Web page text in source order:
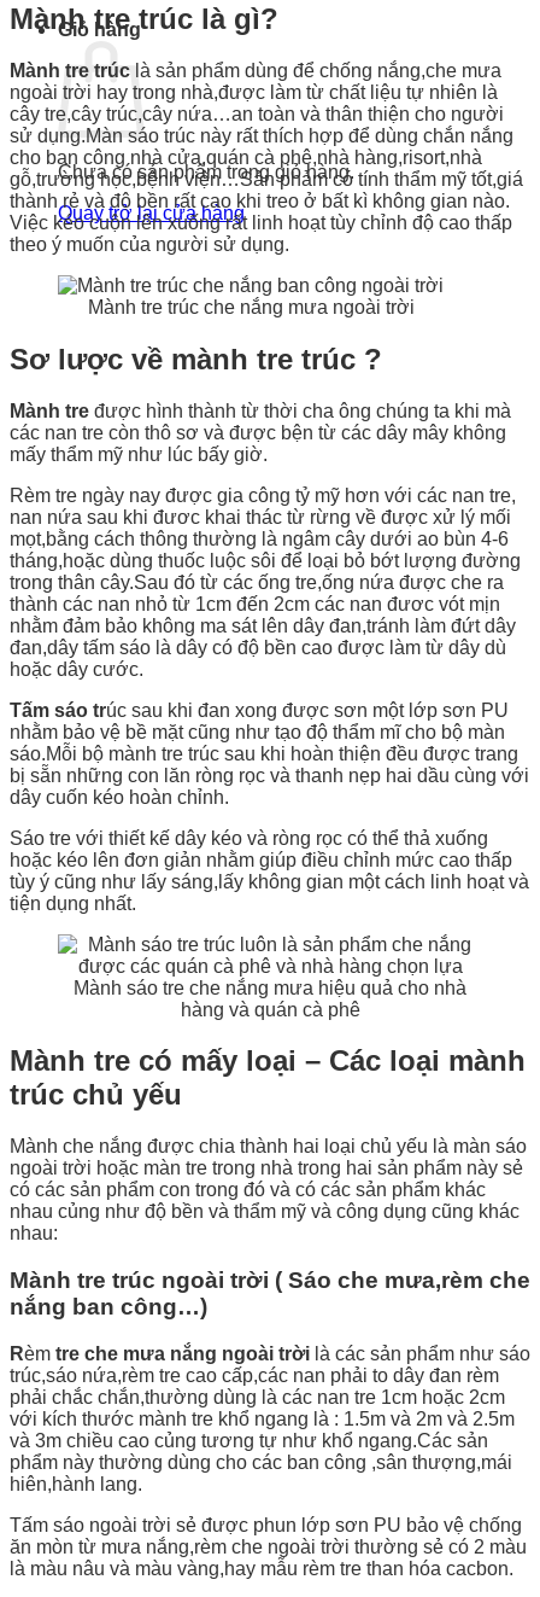
Giỏ hàng
Chưa có sản phẩm trong giỏ hàng.
Quay trở lại cửa hàng
Mành tre trúc là gì?
Mành tre trúc là sản phẩm dùng để chống nắng,che mưa
ngoài trời hay trong nhà,được làm từ chất liệu tự nhiên là
cây tre,cây trúc,cây nứa…an toàn và thân thiện cho người
sử dụng.Màn sáo trúc này rất thích hợp để dùng chắn nắng
cho ban công nhà cửa,quán cà phê,nhà hàng,risort,nhà
gỗ,trường học,bệnh viện…Sản phảm có tính thẩm mỹ tốt,giá
thành rẻ và độ bền rất cao khi treo ở bất kì không gian nào.
Việc kéo cuộn lên xuống rất linh hoạt tùy chỉnh độ cao thấp
theo ý muốn của người sử dụng.
Mành tre trúc che nắng mưa ngoài trời
Sơ lược về mành tre trúc ?
Mành tre được hình thành từ thời cha ông chúng ta khi mà
các nan tre còn thô sơ và được bện từ các dây mây không
mấy thẩm mỹ như lúc bấy giờ.
Rèm tre ngày nay được gia công tỷ mỹ hơn với các nan tre,
nan nứa sau khi đươc khai thác từ rừng về được xử lý mối
mọt,bằng cách thông thường là ngâm cây dưới ao bùn 4-6
tháng,hoặc dùng thuốc luộc sôi để loại bỏ bớt lượng đường
trong thân cây.Sau đó từ các ống tre,ống nứa được che ra
thành các nan nhỏ từ 1cm đến 2cm các nan đươc vót mịn
nhằm đảm bảo không ma sát lên dây đan,tránh làm đứt dây
đan,dây tấm sáo là dây có độ bền cao được làm từ dây dù
hoặc dây cước.
Tấm sáo trúc sau khi đan xong được sơn một lớp sơn PU
nhằm bảo vệ bề mặt cũng như tạo độ thẩm mĩ cho bộ màn
sáo.Mỗi bộ mành tre trúc sau khi hoàn thiện đều được trang
bị sẵn những con lăn ròng rọc và thanh nẹp hai dầu cùng với
dây cuốn kéo hoàn chỉnh.
Sáo tre với thiết kế dây kéo và ròng rọc có thể thả xuống
hoặc kéo lên đơn giản nhằm giúp điều chỉnh mức cao thấp
tùy ý cũng như lấy sáng,lấy không gian một cách linh hoạt và
tiện dụng nhất.
Mành sáo tre che nắng mưa hiệu quả cho nhà
hàng và quán cà phê
Mành tre có mấy loại – Các loại mành
trúc chủ yếu
Mành che nắng được chia thành hai loại chủ yếu là màn sáo
ngoài trời hoặc màn tre trong nhà trong hai sản phẩm này sẻ
có các sản phẩm con trong đó và có các sản phẩm khác
nhau củng như độ bền và thẩm mỹ và công dụng cũng khác
nhau:
Mành tre trúc ngoài trời ( Sáo che mưa,rèm che
nắng ban công…)
Rèm tre che mưa nắng ngoài trời là các sản phẩm như sáo
trúc,sáo nứa,rèm tre cao cấp,các nan phải to dây đan rèm
phải chắc chắn,thường dùng là các nan tre 1cm hoặc 2cm
với kích thước mành tre khổ ngang là : 1.5m và 2m và 2.5m
và 3m chiều cao củng tương tự như khổ ngang.Các sản
phẩm này thường dùng cho các ban công ,sân thượng,mái
hiên,hành lang.
Tấm sáo ngoài trời sẻ được phun lớp sơn PU bảo vệ chống
ăn mòn từ mưa nắng,rèm che ngoài trời thường sẻ có 2 màu
là màu nâu và màu vàng,hay mẫu rèm tre than hóa cacbon.